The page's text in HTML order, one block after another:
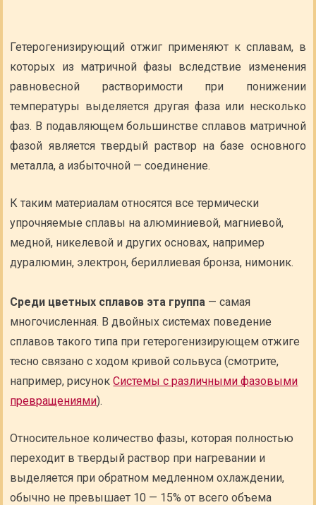
Гетерогенизирующий отжиг применяют к сплавам, в
которых из матричной фазы вследствие изменения
равновесной растворимости при понижении
температуры выделяется другая фаза или несколько
фаз. В подавляющем большинстве сплавов матричной
фазой является твердый раствор на базе основного
металла, а избыточной — соединение.
К таким материалам относятся все термически
упрочняемые сплавы на алюминиевой, магниевой,
медной, никелевой и других основах, например
дуралюмин, электрон, бериллиевая бронза, нимоник.
Среди цветных сплавов эта группа — самая
многочисленная. В двойных системах поведение
сплавов такого типа при гетерогенизирующем отжиге
тесно связано с ходом кривой сольвуса (смотрите,
например, рисунокСистемы с различными фазовыми
превращениями).
Относительное количество фазы, которая полностью
переходит в твердый раствор при нагревании и
выделяется при обратном медленном охлаждении,
обычно не превышает 10 — 15% от всего объема